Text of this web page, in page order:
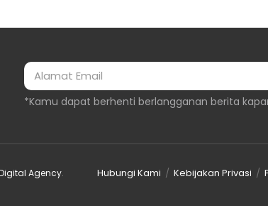
*Kamu dapat berhenti berlangganan berita
Hubungi Kami Kebijakan Privasi
Agency.